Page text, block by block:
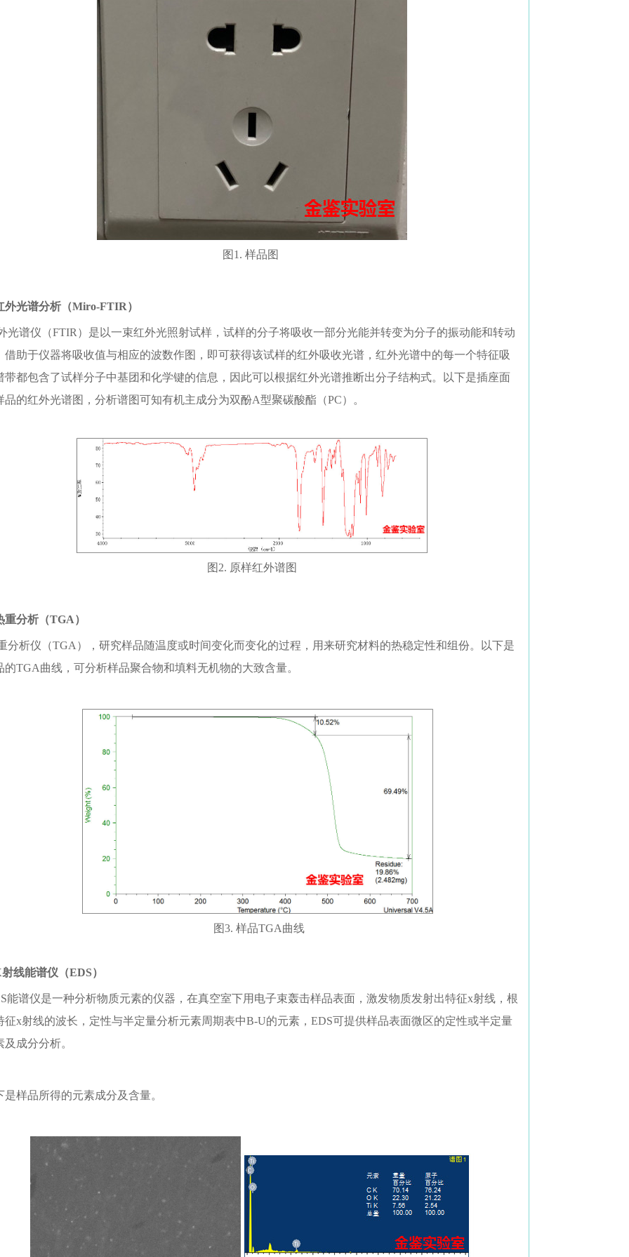
图1. 样品图
外光谱分析（Miro-FTIR ）
光谱仪（FTIR）是以一束红外光照射试样，试样的分子将吸收一部分光能并转变为分子的振动能和转动
借助于仪器将吸收值与相应的波数作图，即可获得该试样的红外吸收光谱，红外光谱中的每一个特征吸
带都包含了试样分子中基团和化学键的信息，因此可以根据红外光谱推断出分子结构式。以下是插座面
品的红外光谱图，分析谱图可知有机主成分为双酚A型聚碳酸酯（PC）。
图2. 原样红外谱图
重分析（TGA）
分析仪（TGA），研究样品随温度或时间变化而变化的过程，用来研究材料的热稳定性和组份。以下是
的TGA曲线，可分析样品聚合物和填料无机物的大致含量。
图3. 样品TGA曲线
线能谱仪（EDS）
能谱仪是一种分析物质元素的仪器，在真空室下用电子束轰击样品表面，激发物质发射出特征x射线，根
征x射线的波长，定性与半定量分析元素周期表中B-U的元素，EDS可提供样品表面微区的定性或半定量
及成分分析。
是样品所得的元素成分及含量。